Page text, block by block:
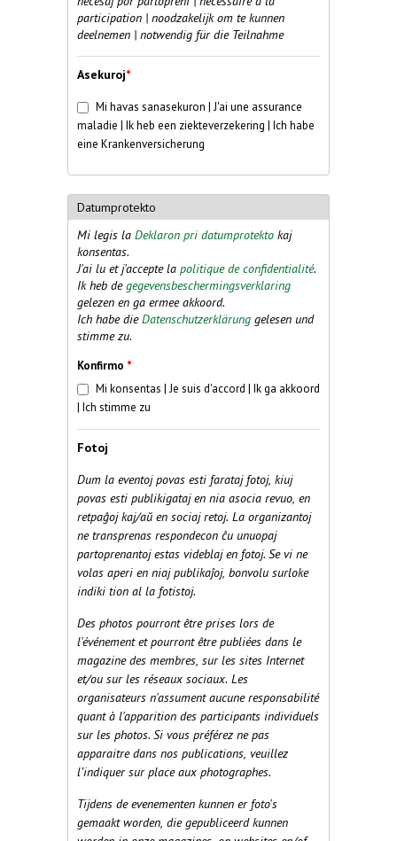
participation | noodzakelijk om te kunnen
deelnemen | notwendig für die Teilnahme
Asekuroj*
Sanasekuro *
Mi havas sanasekuron | J'ai une assurance
maladie | Ik heb een ziekteverzekering | Ich habe
eine Krankenversicherung
Datumprotekto
Mi legis la Deklaron pri datumprotekto kaj
konsentas.
J'ai lu et j'accepte la politique de confidentialité.
Ik heb degegevensbeschermingsverklaring
gelezen en ga ermee akkoord.
Ich habe dieDatenschutzerklärung gelesen und
stimme zu.
Konfirmo *
Mi konsentas | Je suis d'accord | Ik ga akkoord
| Ich stimme zu
Fotoj
Dum la eventoj povas esti farataj fotoj, kiuj
povas esti publikigataj en nia asocia revuo, en
retpaĝoj kaj/aŭ en sociaj retoj. La organizantoj
ne transprenas respondecon ĉu unuopaj
partoprenantoj estas videblaj en fotoj. Se vi ne
volas aperi en niaj publikaĵoj, bonvolu surloke
indiki tion al la fotistoj.
Des photos pourront être prises lors de
l'événement et pourront être publiées dans le
magazine des membres, sur les sites Internet
et/ou sur les réseaux sociaux. Les
organisateurs n'assument aucune responsabilité
quant à l'apparition des participants individuels
sur les photos. Si vous préférez ne pas
apparaitre dans nos publications, veuillez
l’indiquer sur place aux photographes.
Tijdens de evenementen kunnen er foto's
gemaakt worden, die gepubliceerd kunnen